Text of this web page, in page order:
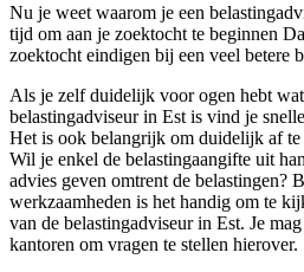
Nu je weet waarom je een
tijd om aan je zoektocht te beginnen
zoektocht eindigen bij een veel betere
Als je zelf duidelijk voor ogen hebt
belastingadviseur in Est is vind je
Het is ook belangrijk om duidelijk af
Wil je enkel de belastingaangifte uit
advies geven omtrent de belastingen?
werkzaamheden is het handig om te
van de belastingadviseur in Est. Je
kantoren om vragen te stellen hierover.